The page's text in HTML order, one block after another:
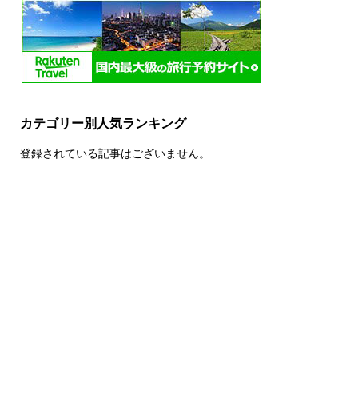
カテゴリー別人気ランキング
登録されている記事はございません。